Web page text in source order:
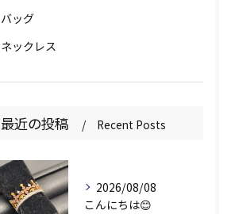
バッグ
ネックレス
最近の投稿 Recent Posts
2026/08/08
こんにちは😊